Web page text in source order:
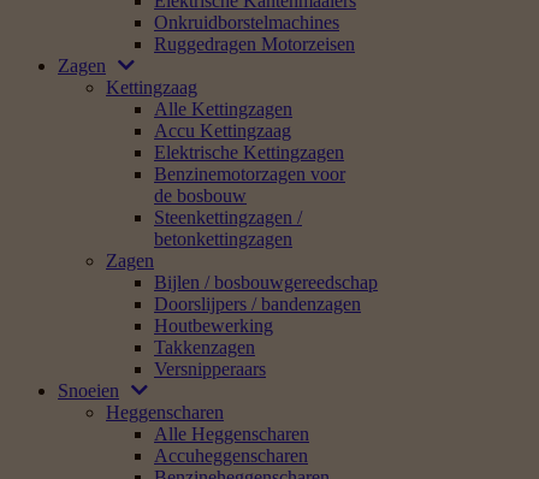
Onkruidborstelmachines
Ruggedragen Motorzeisen
Zagen
Kettingzaag
Alle Kettingzagen
Accu Kettingzaag
Elektrische Kettingzagen
Benzinemotorzagen voor
de bosbouw
Steenkettingzagen /
betonkettingzagen
Zagen
Bijlen / bosbouwgereedschap
Doorslijpers / bandenzagen
Houtbewerking
Takkenzagen
Versnipperaars
Snoeien
Heggenscharen
Alle Heggenscharen
Accuheggenscharen